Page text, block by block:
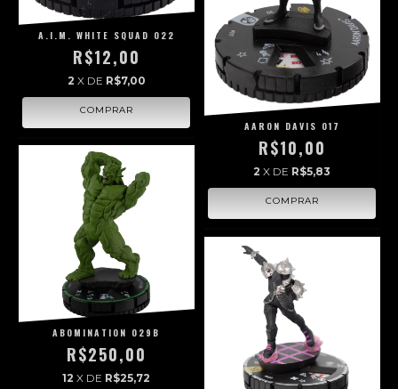
A.I.M. WHITE SQUAD 022
R$12,00
2 X DE R$7,00
AARON DAVIS 017
R$10,00
2 X DE R$5,83
ABOMINATION 029B
R$250,00
12 X DE R$25,72